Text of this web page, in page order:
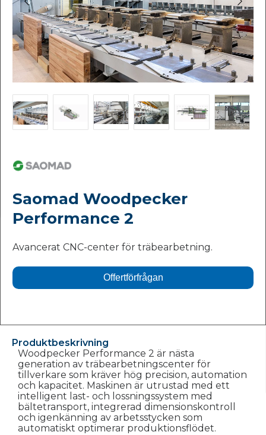
Saomad Woodpecker
Performance 2
Avancerat CNC-center för träbearbetning.
Offertförfrågan
Produktbeskrivning
Woodpecker Performance 2 är nästa
generation av träbearbetningscenter för
tillverkare som kräver hög precision, automation
och kapacitet. Maskinen är utrustad med ett
intelligent last- och lossningssystem med
bältetransport, integrerad dimensionskontroll
och igenkänning av arbetsstycken som
automatiskt optimerar produktionsflödet.